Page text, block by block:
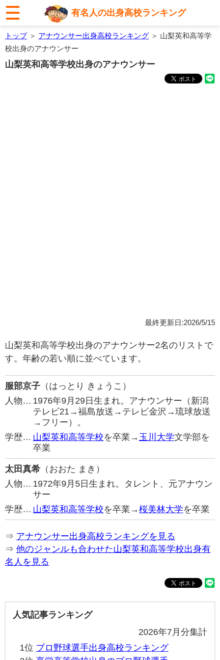
有名人の出身高校ランキング
トップ＞ アナウンサー出身高校ランキング ＞ 山梨英和高等学
校出身のアナウンサー
山梨英和高等学校出身のアナウンサー
最終更新日:2026/5/15
山梨英和高等学校出身のアナウンサー2名のリストで
す。年齢の若い順に並べています。
服部京子 （はっとり きょうこ）
人物… 1976年9月29日生まれ。アナウンサー（新潟
テレビ21→福島放送→テレビ金沢→琉球放送
→フリー）。
学歴… 山梨英和高等学校を卒業→ 玉川大学文学部を
卒業
太田真希 （おおた まき）
人物… 1972年9月5日生まれ。タレント、元アナウン
サー
学歴… 山梨英和高等学校を卒業→桜美林大学を卒業
⇒ アナウンサー出身高校ランキングを見る
⇒ 他のジャンルも合わせた山梨英和高等学校出身有
名人を見る
人気記事ランキング
2026年7月分集計
1位 プロ野球選手出身高校ランキング